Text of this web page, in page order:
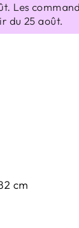
Les
du 25 août.
cm